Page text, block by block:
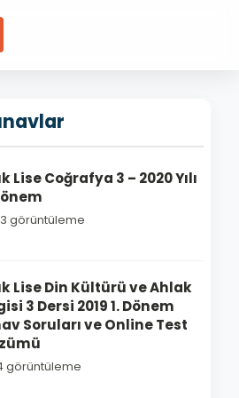
Lise Coğrafya 3 – 2020 Yılı
görüntüleme
Lise Din Kültürü ve Ahlak
3 Dersi 2019 1. Dönem
Soruları ve Online Test
görüntüleme